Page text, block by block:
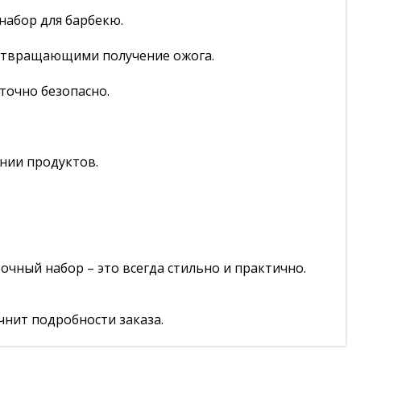
для барбекю.
получение ожога.
безопасно.
продуктов.
набор – это всегда стильно и практично.
подробности заказа.